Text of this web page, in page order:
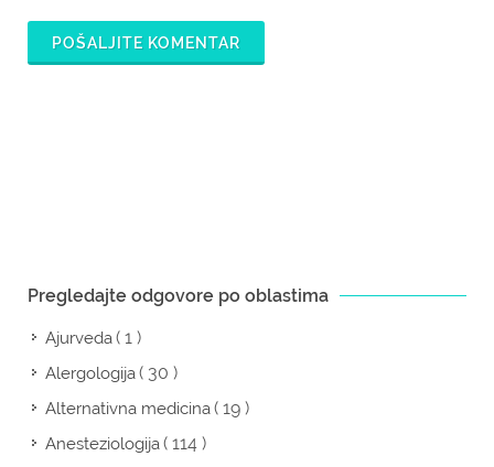
POŠALJITE KOMENTAR
Pregledajte odgovore po oblastima
Ajurveda( 1 )
Alergologija( 30 )
Alternativna medicina( 19 )
Anesteziologija( 114 )